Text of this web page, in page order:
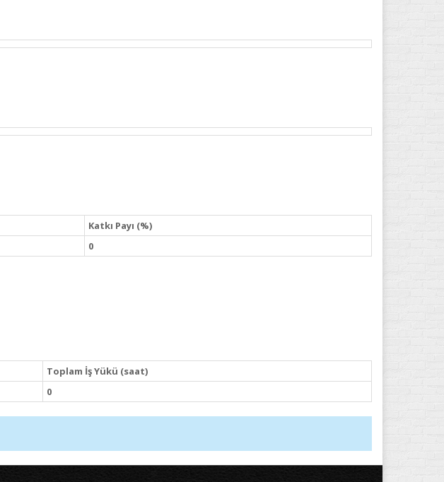
Katkı Payı (%)
0
Toplam İş Yükü (saat)
0